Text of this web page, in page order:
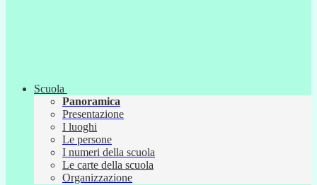
Scuola
Panoramica
Presentazione
I luoghi
Le persone
I numeri della scuola
Le carte della scuola
Organizzazione